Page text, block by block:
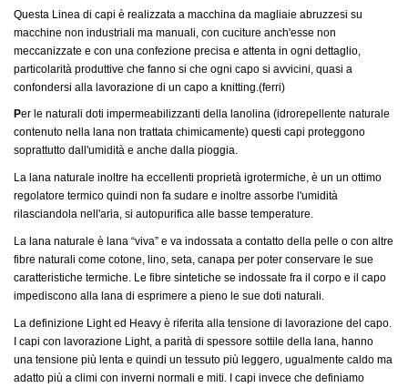
Questa Linea di capi è realizzata a macchina da magliaie abruzzesi su
macchine non industriali ma manuali, con cuciture anch'esse non
meccanizzate e con una confezione precisa e attenta in ogni dettaglio,
particolarità produttive che fanno si che ogni capo si avvicini, quasi a
confondersi alla lavorazione di un capo a knitting.(ferri)
Per le naturali doti impermeabilizzanti della lanolina (idrorepellente naturale
contenuto nella lana non trattata chimicamente) questi capi proteggono
soprattutto dall'umidità e anche dalla pioggia.
La lana naturale inoltre ha eccellenti proprietà igrotermiche, è un un ottimo
regolatore termico quindi non fa sudare e inoltre assorbe l'umidità
rilasciandola nell'aria, si autopurifica alle basse temperature.
La lana naturale è lana “viva” e va indossata a contatto della pelle o con altre
fibre naturali come cotone, lino, seta, canapa per poter conservare le sue
caratteristiche termiche. Le fibre sintetiche se indossate fra il corpo e il capo
impediscono alla lana di esprimere a pieno le sue doti naturali.
La definizione Light ed Heavy è riferita alla tensione di lavorazione del capo.
I capi con lavorazione Light, a parità di spessore sottile della lana, hanno
una tensione più lenta e quindi un tessuto più leggero, ugualmente caldo ma
adatto più a climi con inverni normali e miti. I capi invece che definiamo